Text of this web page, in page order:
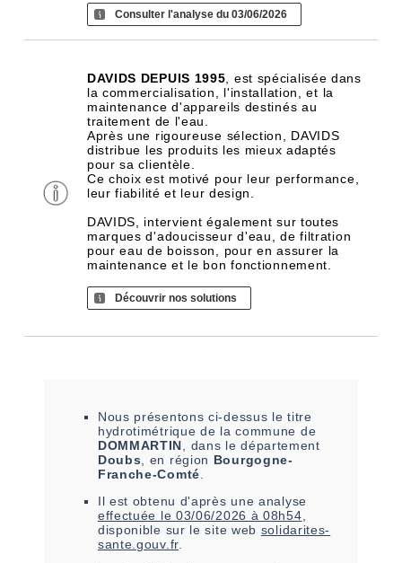
Consulter l'analyse du 03/06/2026
DAVIDS DEPUIS 1995 , est spécialisée dans
la commercialisation, l'installation, et la
maintenance d'appareils destinés au
traitement de l'eau.
Après une rigoureuse sélection, DAVIDS
distribue les produits les mieux adaptés
pour sa clientèle.
Ce choix est motivé pour leur performance,
leur fiabilité et leur design.
DAVIDS, intervient également sur toutes
marques d'adoucisseur d'eau, de filtration
pour eau de boisson, pour en assurer la
maintenance et le bon fonctionnement.
Découvrir nos solutions
Nous présentons ci-dessus le titre
hydrotimétrique de la commune de
DOMMARTIN , dans le département
Doubs , en région Bourgogne-
Franche-Comté
Il est obtenu d'après une analyse
effectuée le 03/06/2026 à 08h54
disponible sur le site web solidarites-
sante.gouv.fr.